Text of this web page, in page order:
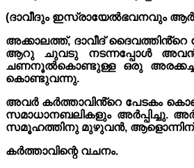
(ദാവീദും ഇസ്രായേൽഭവനവും
അക്കാലത്ത്, ദാവീദ് ദൈവത്തിൻ്റെ
ആറു ചുവടു നടന്നപ്പോൾ അവൻ
ചണനൂൽകൊണ്ടുള്ള ഒരു അരക്കച്ച
കൊണ്ടുവന്നു.
അവർ കർത്താവിൻ്റെ പേടകം
സമാധാനബലികളും അർപ്പിച്ചു.
സമൂഹത്തിനു മുഴുവൻ, ആളൊന്നിന്
കർത്താവിന്റെ വചനം.